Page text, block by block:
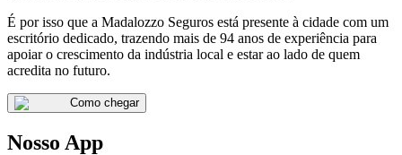
É por isso que a Madalozzo Seguros está presente à cidade com um
escritório dedicado, trazendo mais de 94 anos de experiência para
apoiar o crescimento da indústria local e estar ao lado de quem
acredita no futuro.
Como chegar
Nosso App